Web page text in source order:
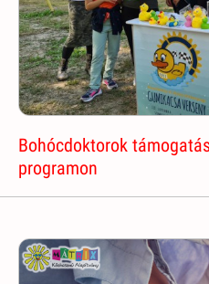
Bohócdoktorok
programon